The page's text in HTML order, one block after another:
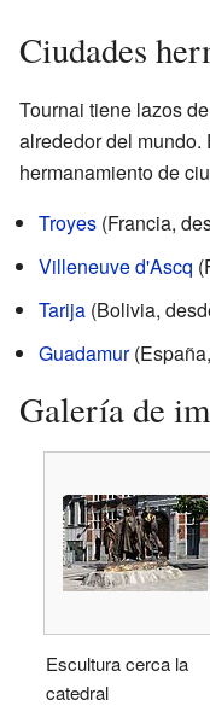
Ciudades
Tournai tiene lazos
alrededor del mundo.
hermanamiento de
Troyes (Francia,
Villeneuve d'Ascq
Tarija (Bolivia,
Guadamur
Galería de
Escultura cerca la
catedral